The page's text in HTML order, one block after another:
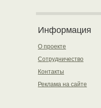
Информация
О проекте
Сотрудничество
Контакты
Реклама на сайте